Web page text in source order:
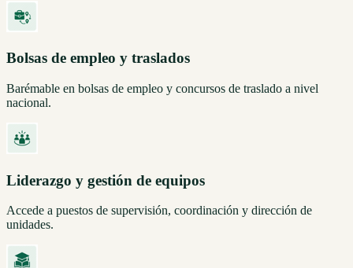
Bolsas de empleo y traslados
Barémable en bolsas de empleo y concursos de traslado a nivel
nacional.
Liderazgo y gestión de equipos
Accede a puestos de supervisión, coordinación y dirección de
unidades.